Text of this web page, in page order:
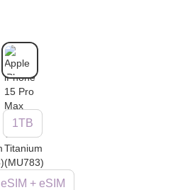
1TB
eSIM + eSIM